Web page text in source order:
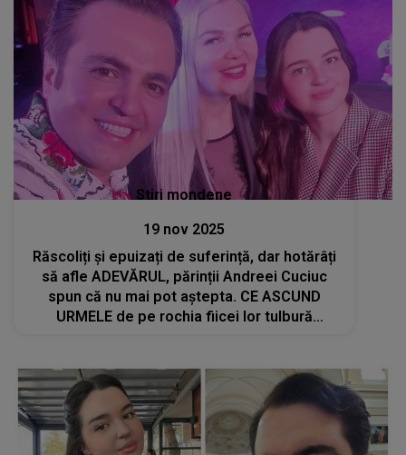
Stiri mondene
19 nov 2025
Răscoliți și epuizați de suferință, dar hotărâți
să afle ADEVĂRUL, părinții Andreei Cuciuc
spun că nu mai pot aștepta. CE ASCUND
URMELE de pe rochia fiicei lor tulbură